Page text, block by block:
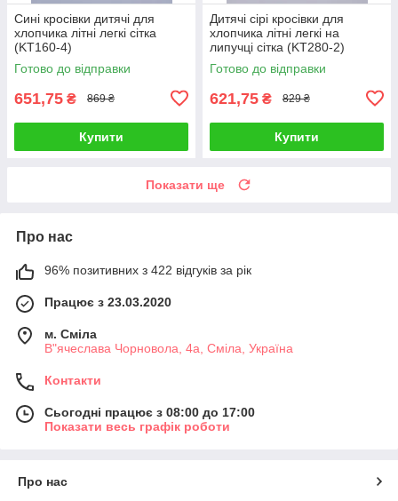
Сині кросівки дитячі для
хлопчика літні легкі сітка
(KT160-4)
Готово до відправки
651,75 ₴ 869 ₴
Купити
Дитячі сірі кросівки для
хлопчика літні легкі на
липучці сітка (KT280-2)
Готово до відправки
621,75 ₴ 829 ₴
Купити
Показати ще
Про нас
96% позитивних з 422 відгуків за рік
Працює з 23.03.2020
м. Сміла
В"ячеслава Чорновола, 4а, Сміла, Україна
Контакти
Сьогодні працює з 08:00 до 17:00
Показати весь графік роботи
Про нас